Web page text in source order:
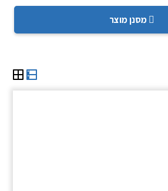
מסנן מוצר